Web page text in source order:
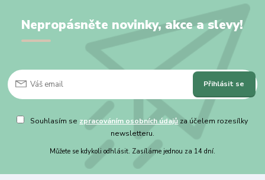
Nepropásněte novinky, akce a slevy!
Přihlásit se
Souhlasím se zpracováním osobních údajů za účelem rozesílky
newsletteru.
Můžete se kdykoli odhlásit. Zasíláme jednou za 14 dní.